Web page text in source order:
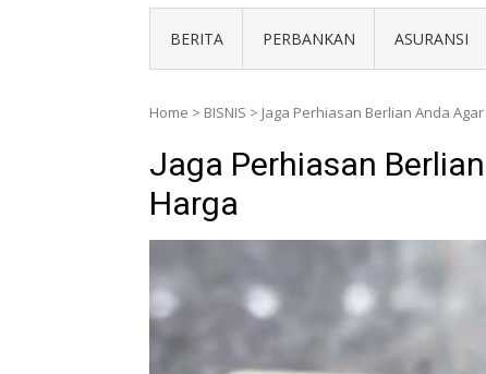
BERITA PERBANKAN ASURANSI
Home > BISNIS > Jaga Perhiasan Berlian Anda
Jaga Perhiasan
Harga